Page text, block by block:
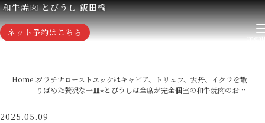
和牛焼肉 とびうし 飯田橋
ネット予約はこちら
Home プラチナローストユッケはキャビア、トリュフ、雲丹、イクラを散
りばめた贅沢な一皿⭐︎とびうしは全席が完全個室の和牛焼肉のお…
2025.05.09